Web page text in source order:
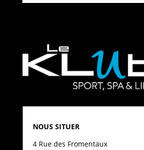
NOUS SITUER
4 Rue des Fromentaux